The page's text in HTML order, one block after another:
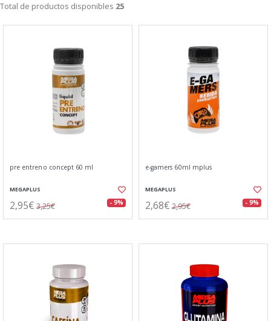
Total de productos disponibles 25
pre entreno concept 60 ml
MEGAPLUS
2,95€ 3,25€ - 9%
e-gamers 60ml mplus
MEGAPLUS
2,68€ 2,95€ - 9%